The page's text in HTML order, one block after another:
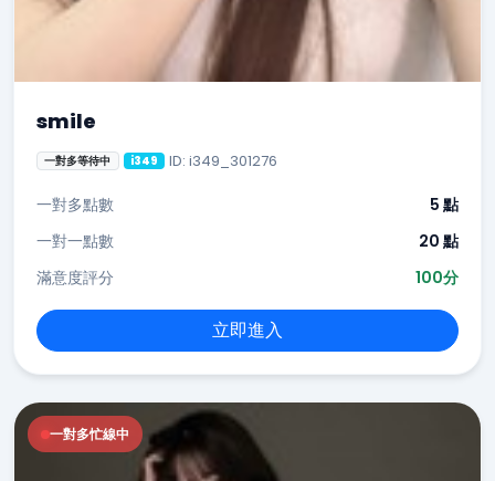
smile
一對多等待中 i349 ID: i349_301276
一對多點數
5 點
一對一點數
20 點
滿意度評分
100分
立即進入
一對多忙線中